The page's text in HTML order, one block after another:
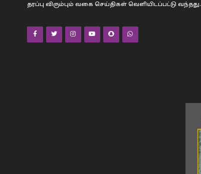
தரப்பு விரும்பும் வகை செய்திகள் வெளியிடப்பட்டு வந்தது.